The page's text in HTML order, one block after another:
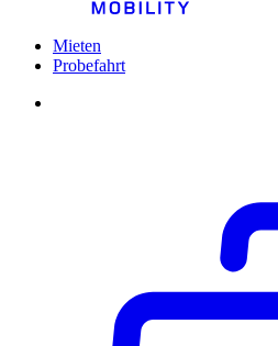
Mieten
Probefahrt